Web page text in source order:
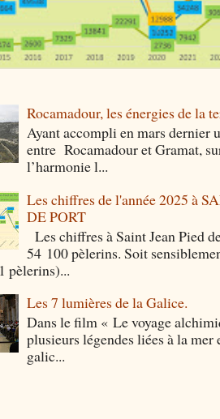
Rocamadour, les énergies de la
Ayant accompli en mars dernier
entre Rocamadour et Gramat,
l’harmonie l...
Les chiffres de l'année 2025 à
DE PORT
Les chiffres à Saint Jean Pied
54 100 pèlerins. Soit
pèlerins)...
Les 7 lumières de la Galice.
Dans le film « Le voyage
plusieurs légendes liées à la mer
galic...